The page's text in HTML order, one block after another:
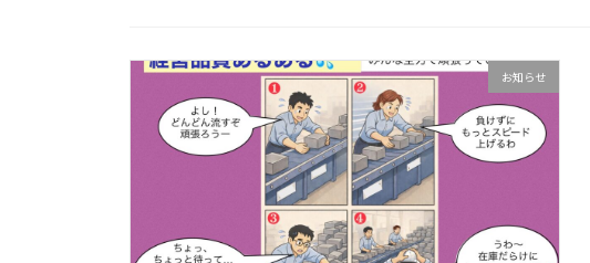
お知らせ